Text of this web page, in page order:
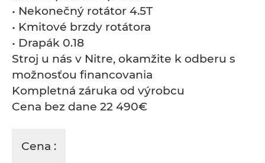
• Nekonečný rotátor 4.5T
• Kmitové brzdy rotátora
• Drapák 0.18
Stroj u nás v Nitre, okamžite k odberu s
možnosťou financovania
Kompletná záruka od výrobcu
Cena bez dane 22 490€
Cena :